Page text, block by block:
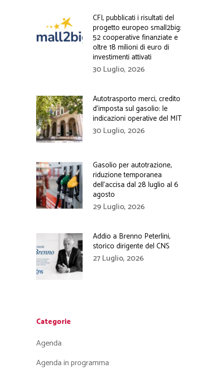
CFI, pubblicati i risultati del
progetto europeo small2big:
52 cooperative finanziate e
oltre 18 milioni di euro di
investimenti attivati
30 Luglio, 2026
Autotrasporto merci, credito
d’imposta sul gasolio: le
indicazioni operative del MIT
30 Luglio, 2026
Gasolio per autotrazione,
riduzione temporanea
dell’accisa dal 28 luglio al 6
agosto
29 Luglio, 2026
Addio a Brenno Peterlini,
storico dirigente del CNS
27 Luglio, 2026
Categorie
Agenda
Agenda in programma